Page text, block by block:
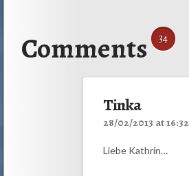
Comments 34
Tinka
28/02/2013 at 16:32
Liebe Kathrin…